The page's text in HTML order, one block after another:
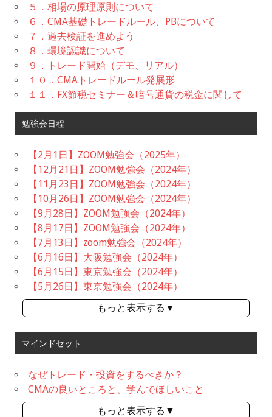
５．相場の原理原則について
６．CMA基礎トレードルール、PBについて
７．過去検証を進めよう
８．環境認識について
９．トレード開始（デモ、リアル）
１０．CMAトレードルール発展形
１１．FX節税セミナー＆暗号通貨の税金に関して
勉強会日程
【2月1日】ZOOM勉強会（2025年）
【12月21日】ZOOM勉強会（2024年）
【11月23日】ZOOM勉強会（2024年）
【10月26日】ZOOM勉強会（2024年）
【9月28日】ZOOM勉強会（2024年）
【8月17日】ZOOM勉強会（2024年）
【7月13日】zoom勉強会（2024年）
【6月16日】大阪勉強会（2024年）
【6月15日】東京勉強会（2024年）
【5月26日】東京勉強会（2024年）
もっと表示する▼
マインドセット
なぜトレード・投資をするべきか？
CMAの良いところと、学んでほしいこと
もっと表示する▼